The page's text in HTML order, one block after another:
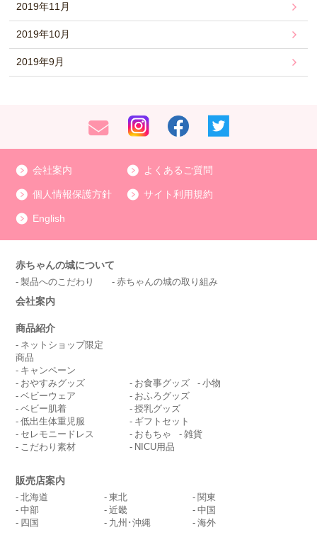
2019年11月
2019年10月
2019年9月
会社案内 よくあるご質問
個人情報保護方針 サイト利用規約
English
赤ちゃんの城について
製品へのこだわり 赤ちゃんの城の取り組み
会社案内
商品紹介
ネットショップ限定
商品
キャンペーン
おやすみグッズ
ベビーウェア
ベビー肌着
低出生体重児服
セレモニードレス
こだわり素材
お食事グッズ
小物
おふろグッズ
授乳グッズ
ギフトセット
おもちゃ
雑貨
NICU用品
販売店案内
北海道 東北
関東
中部
近畿
中国
四国
九州･沖縄 海外